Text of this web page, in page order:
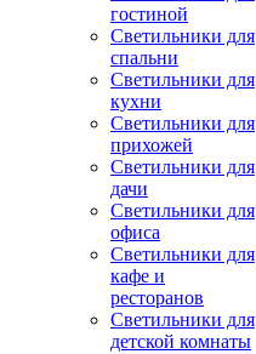
гостиной
Светильники для
спальни
Светильники для
кухни
Светильники для
прихожей
Светильники для
дачи
Светильники для
офиса
Светильники для
кафе и
ресторанов
Светильники для
детской комнаты